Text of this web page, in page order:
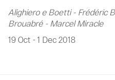
Alighiero e Boetti - Frédéric
Brouabré - Marcel Miracle
19 Oct - 1 Dec 2018